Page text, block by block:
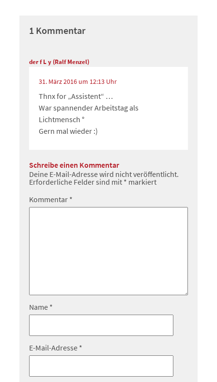
1 Kommentar
der f L y (Ralf Menzel)
31. März 2016 um 12:13 Uhr
Thnx for „Assistent“ …
War spannender Arbeitstag als
Lichtmensch °
Gern mal wieder :)
Schreibe einen Kommentar
Deine E-Mail-Adresse wird nicht veröffentlicht.
Erforderliche Felder sind mit * markiert
Kommentar *
Name *
E-Mail-Adresse *